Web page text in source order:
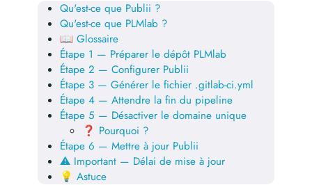
Qu'est-ce que Publii ?
Qu'est-ce que PLMlab ?
📖 Glossaire
Étape 1 — Préparer le dépôt PLMlab
Étape 2 — Configurer Publii
Étape 3 — Générer le fichier .gitlab-ci.yml
Étape 4 — Attendre la fin du pipeline
Étape 5 — Désactiver le domaine unique
❓ Pourquoi ?
Étape 6 — Mettre à jour Publii
⚠️ Important — Délai de mise à jour
💡 Astuce